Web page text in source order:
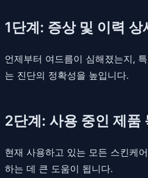
1단계: 증상 및 이력 상
언제부터 여드름이 심해졌는지,
는 진단의 정확성을 높입니다.
2단계: 사용 중인 제품
현재 사용하고 있는 모든 스킨케
하는 데 큰 도움이 됩니다.